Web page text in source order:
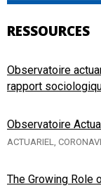
RESSOURCES
Observatoire
rapport
Observatoire
ACTUARIEL,
The Growing Role